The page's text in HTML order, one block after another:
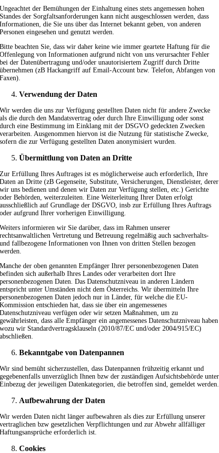
Ungeachtet der Bemühungen der Einhaltung eines stets angemessen hohen
Standes der Sorgfaltsanforderungen kann nicht ausgeschlossen werden, dass
Informationen, die Sie uns über das Internet bekannt geben, von anderen
Personen eingesehen und genutzt werden.
Bitte beachten Sie, dass wir daher keine wie immer geartete Haftung für die
Offenlegung von Informationen aufgrund nicht von uns verursachter Fehler
bei der Datenübertragung und/oder unautorisiertem Zugriff durch Dritte
übernehmen (zB Hackangriff auf Email-Account bzw. Telefon, Abfangen von
Faxen).
Verwendung der Daten
Wir werden die uns zur Verfügung gestellten Daten nicht für andere Zwecke
als die durch den Mandatsvertrag oder durch Ihre Einwilligung oder sonst
durch eine Bestimmung im Einklang mit der DSGVO gedeckten Zwecken
verarbeiten. Ausgenommen hiervon ist die Nutzung für statistische Zwecke,
sofern die zur Verfügung gestellten Daten anonymisiert wurden.
Übermittlung von Daten an Dritte
Zur Erfüllung Ihres Auftrages ist es möglicherweise auch erforderlich, Ihre
Daten an Dritte (zB Gegenseite, Substitute, Versicherungen, Dienstleister, derer
wir uns bedienen und denen wir Daten zur Verfügung stellen, etc.) Gerichte
oder Behörden, weiterzuleiten. Eine Weiterleitung Ihrer Daten erfolgt
ausschließlich auf Grundlage der DSGVO, insb zur Erfüllung Ihres Auftrags
oder aufgrund Ihrer vorherigen Einwilligung.
Weiters informieren wir Sie darüber, dass im Rahmen unserer
rechtsanwaltlichen Vertretung und Betreuung regelmäßig auch sachverhalts-
und fallbezogene Informationen von Ihnen von dritten Stellen bezogen
werden.
Manche der oben genannten Empfänger Ihrer personenbezogenen Daten
befinden sich außerhalb Ihres Landes oder verarbeiten dort Ihre
personenbezogenen Daten. Das Datenschutzniveau in anderen Ländern
entspricht unter Umständen nicht dem Österreichs. Wir übermitteln Ihre
personenbezogenen Daten jedoch nur in Länder, für welche die EU-
Kommission entschieden hat, dass sie über ein angemessenes
Datenschutzniveau verfügen oder wir setzen Maßnahmen, um zu
gewährleisten, dass alle Empfänger ein angemessenes Datenschutzniveau haben
wozu wir Standardvertragsklauseln (2010/87/EC und/oder 2004/915/EC)
abschließen.
Bekanntgabe von Datenpannen
Wir sind bemüht sicherzustellen, dass Datenpannen frühzeitig erkannt und
gegebenenfalls unverzüglich Ihnen bzw der zuständigen Aufsichtsbehörde unter
Einbezug der jeweiligen Datenkategorien, die betroffen sind, gemeldet werden.
Aufbewahrung der Daten
Wir werden Daten nicht länger aufbewahren als dies zur Erfüllung unserer
vertraglichen bzw gesetzlichen Verpflichtungen und zur Abwehr allfälliger
Haftungsansprüche erforderlich ist.
Cookies